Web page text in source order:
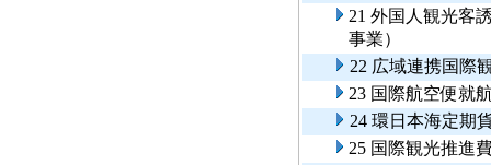
21 外国人観光客
事業）
22 広域連携国際
23 国際航空便就
24 環日本海定期
25 国際観光推進